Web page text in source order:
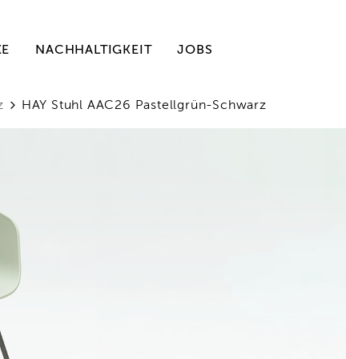
NACHHALTIGKEIT JOBS
HAY Stuhl AAC26 Pastellgrün-Schwarz